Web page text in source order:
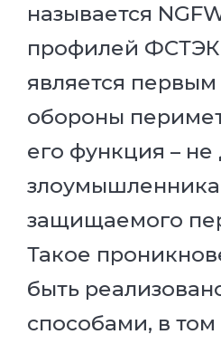
называется
профилей ФСТЭК
является
обороны
его функция – не
злоумышленника
защищаемого
Такое
быть
способами, в том